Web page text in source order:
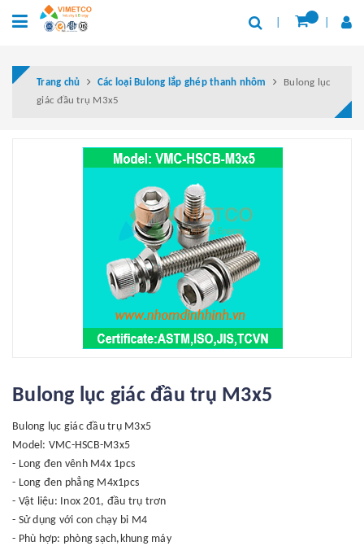
Trang chủ Các loại Bulong lắp ghép thanh nhôm
Bulong lục
giác đầu trụ M3x5
Bulong lục giác đầu trụ M3x5
Bulong lục giác đầu trụ M3x5
Model: VMC-HSCB-M3x5
- Long đen vênh M4x 1pcs
- Long đen phẳng M4x1pcs
- Vật liệu: Inox 201, đầu trụ trơn
- Sử dụng với con chạy bi M4
- Phù hợp: phòng sạch,khung máy